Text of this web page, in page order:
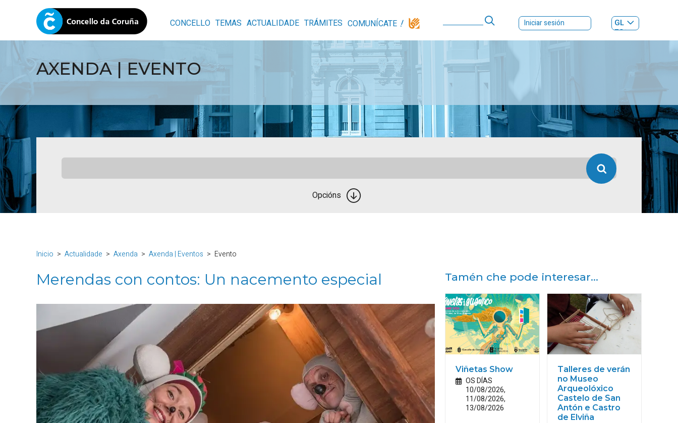
CONCELLO TEMAS ACTUALIDADE TRÁMITES COMUNÍCATE Iniciar sesión
GL
ES|
AXENDA | EVENTO
Opcións
Inicio Actualidade Axenda Axenda | Eventos Evento
Merendas con contos: Un nacemento especial Tamén che pode interesar...
Viñetas Show
OS DÍAS
10/08/2026,
11/08/2026,
13/08/2026
Talleres de verán
no Museo
Arqueolóxico
Castelo de San
Antón e Castro
de Elviña